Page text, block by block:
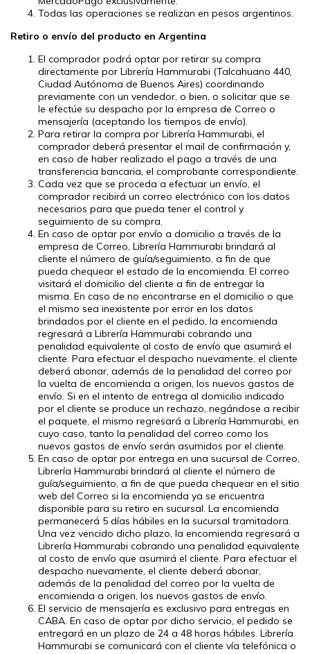
Todas las operaciones se realizan en pesos argentinos.
Retiro o envío del producto en Argentina
El comprador podrá optar por retirar su compra
directamente por Librería Hammurabi (Talcahuano 440,
Ciudad Autónoma de Buenos Aires) coordinando
previamente con un vendedor, o bien, o solicitar que se
le efectúe su despacho por la empresa de Correo o
mensajería (aceptando los tiempos de envío).
Para retirar la compra por Librería Hammurabi, el
comprador deberá presentar el mail de confirmación y,
en caso de haber realizado el pago a través de una
transferencia bancaria, el comprobante correspondiente.
Cada vez que se proceda a efectuar un envío, el
comprador recibirá un correo electrónico con los datos
necesarios para que pueda tener el control y
seguimiento de su compra.
En caso de optar por envío a domicilio a través de la
empresa de Correo, Librería Hammurabi brindará al
cliente el número de guía/seguimiento, a fin de que
pueda chequear el estado de la encomienda. El correo
visitará el domicilio del cliente a fin de entregar la
misma. En caso de no encontrarse en el domicilio o que
el mismo sea inexistente por error en los datos
brindados por el cliente en el pedido, la encomienda
regresará a Librería Hammurabi cobrando una
penalidad equivalente al costo de envío que asumirá el
cliente. Para efectuar el despacho nuevamente, el cliente
deberá abonar, además de la penalidad del correo por
la vuelta de encomienda a origen, los nuevos gastos de
envío. Si en el intento de entrega al domicilio indicado
por el cliente se produce un rechazo, negándose a recibir
el paquete, el mismo regresará a Librería Hammurabi, en
cuyo caso, tanto la penalidad del correo como los
nuevos gastos de envío serán asumidos por el cliente.
En caso de optar por entrega en una sucursal de Correo,
Librería Hammurabi brindará al cliente el número de
guía/seguimiento, a fin de que pueda chequear en el sitio
web del Correo si la encomienda ya se encuentra
disponible para su retiro en sucursal. La encomienda
permanecerá 5 días hábiles en la sucursal tramitadora.
Una vez vencido dicho plazo, la encomienda regresará a
Librería Hammurabi cobrando una penalidad equivalente
al costo de envío que asumirá el cliente. Para efectuar el
despacho nuevamente, el cliente deberá abonar,
además de la penalidad del correo por la vuelta de
encomienda a origen, los nuevos gastos de envío.
El servicio de mensajería es exclusivo para entregas en
CABA. En caso de optar por dicho servicio, el pedido se
entregará en un plazo de 24 a 48 horas hábiles. Librería
Hammurabi se comunicará con el cliente vía telefónica o